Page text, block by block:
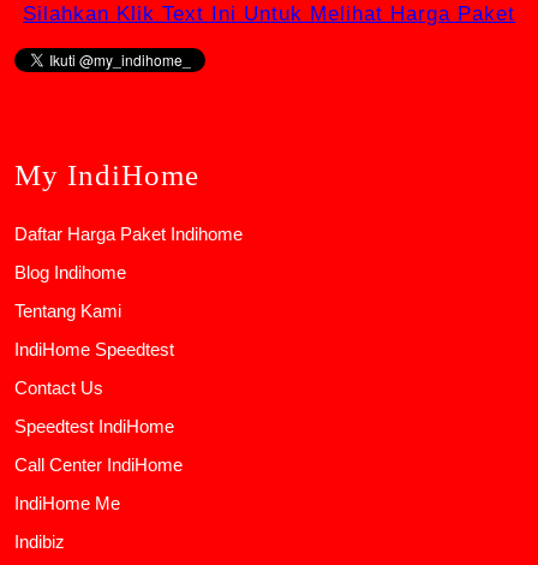
Silahkan Klik Text Ini Untuk Melihat Harga Paket
My IndiHome
Daftar Harga Paket Indihome
Blog Indihome
Tentang Kami
IndiHome Speedtest
Contact Us
Speedtest IndiHome
Call Center IndiHome
IndiHome Me
Indibiz